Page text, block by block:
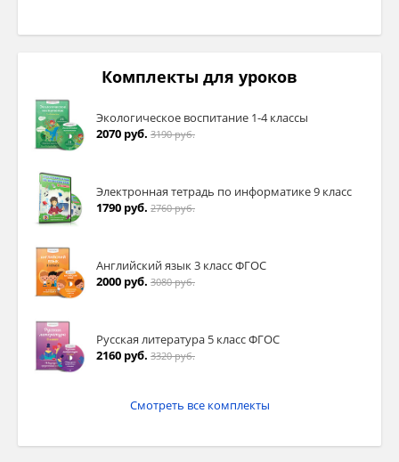
Комплекты для уроков
Экологическое воспитание 1-4 классы
2070 руб. 3190 руб.
Электронная тетрадь по информатике 9 класс
1790 руб. 2760 руб.
Английский язык 3 класс ФГОС
2000 руб. 3080 руб.
Русская литература 5 класс ФГОС
2160 руб. 3320 руб.
Смотреть все комплекты